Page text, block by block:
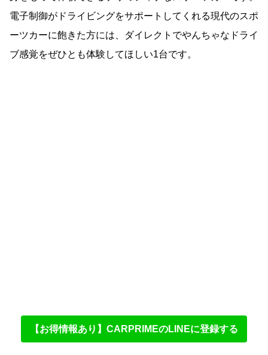
電子制御がドライビングをサポートしてくれる現代のスポ
ーツカーに飽きた方には、ダイレクトでやんちゃなドライ
ブ感覚をぜひとも体験してほしい1台です。
【お得情報あり】CARPRIMEのLINEに登録する